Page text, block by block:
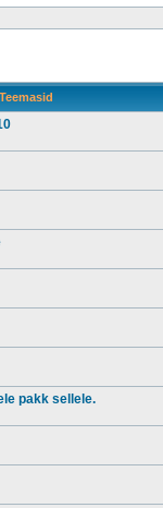
Teemasid
pakk sellele.